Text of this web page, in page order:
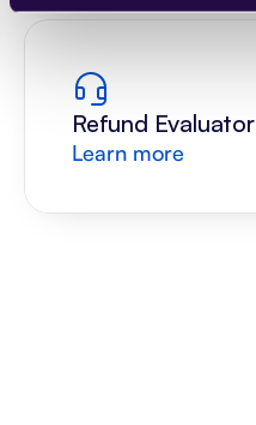
Refund Evaluator
Learn more